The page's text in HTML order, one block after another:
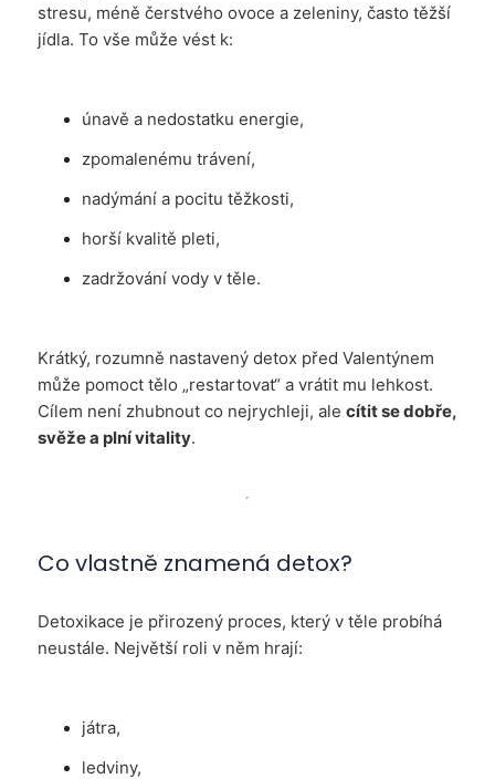
stresu, méně čerstvého ovoce a zeleniny, často těžší
jídla. To vše může vést k:
únavě a nedostatku energie,
zpomalenému trávení,
nadýmání a pocitu těžkosti,
horší kvalitě pleti,
zadržování vody v těle.
Krátký, rozumně nastavený detox před Valentýnem
může pomoct tělo „restartovat“ a vrátit mu lehkost.
Cílem není zhubnout co nejrychleji, ale cítit se dobře,
svěže a plní vitality.
Co vlastně znamená detox?
Detoxikace je přirozený proces, který v těle probíhá
neustále. Největší roli v něm hrají:
játra,
ledviny,